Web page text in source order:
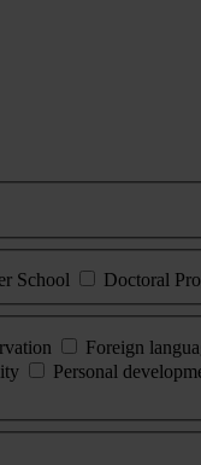
School
Doctoral
Foreign
Personal